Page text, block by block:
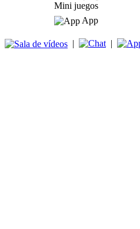
Mini juegos
App
| |